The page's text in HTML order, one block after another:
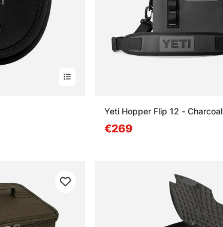
Yeti Hopper Flip 12 - Charcoal
€269